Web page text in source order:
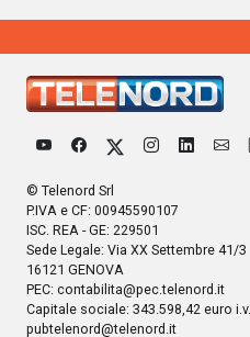
© Telenord Srl
P.IVA e CF: 00945590107
ISC. REA - GE: 229501
Sede Legale: Via XX Settembre 41/3
16121 GENOVA
PEC: contabilita@pec.telenord.it
Capitale sociale: 343.598,42 euro i.v.
pubtelenord@telenord.it